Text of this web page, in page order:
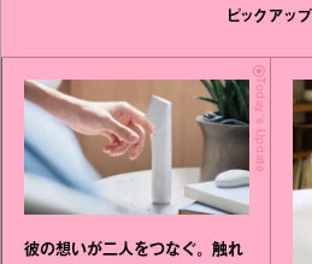
ピックアップ
Today's Update
彼の想いが二人をつなぐ。触れ